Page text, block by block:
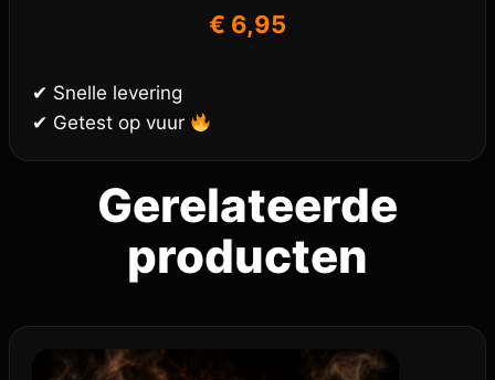
€ 6,95
✔ Snelle levering
✔ Getest op vuur
Gerelateerde
producten